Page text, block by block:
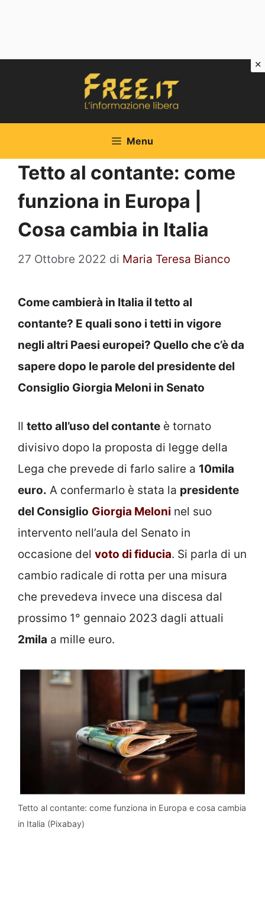
Menu
Tetto al contante: come
funziona in Europa |
Cosa cambia in Italia
27 Ottobre 2022 di Maria Teresa Bianco
Come cambierà in Italia il tetto al
contante? E quali sono i tetti in vigore
negli altri Paesi europei? Quello che c’è da
sapere dopo le parole del presidente del
Consiglio Giorgia Meloni in Senato
Il tetto all’uso del contante è tornato
divisivo dopo la proposta di legge della
Lega che prevede di farlo salire a 10mila
euro. A confermarlo è stata la presidente
del Consiglio Giorgia Meloni nel suo
intervento nell’aula del Senato in
occasione del voto di fiducia. Si parla di un
cambio radicale di rotta per una misura
che prevedeva invece una discesa dal
prossimo 1° gennaio 2023 dagli attuali
2mila a mille euro.
Tetto al contante: come funziona in Europa e cosa cambia
in Italia (Pixabay)